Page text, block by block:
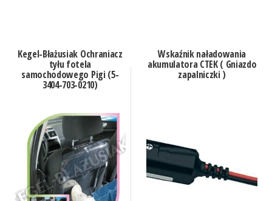
Kegel-Błażusiak Ochraniacz
tyłu fotela
samochodowego Pigi (5-
3404-703-0210)
Wskaźnik naładowania
akumulatora CTEK ( Gniazdo
zapalniczki )